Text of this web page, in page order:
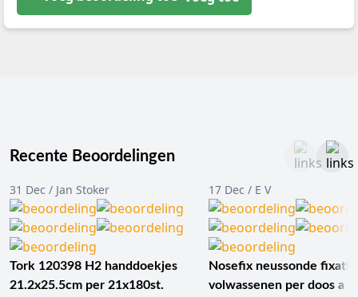
Recente Beoordelingen
31 Dec / Jan Stoker
Tork 120398 H2 handdoekjes
21.2x25.5cm per 21x180st.
17 Dec / E V
Nosefix neussonde
volwassenen per doos a